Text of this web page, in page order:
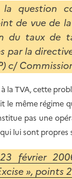
question
de vue de
du taux de
par la
c/
la TVA, cette
le même
pas une
lui sont
février
», points